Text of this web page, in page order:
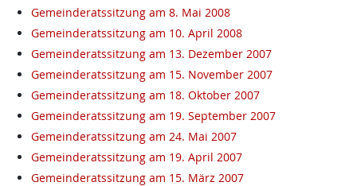
Gemeinderatssitzung am 8. Mai 2008
Gemeinderatssitzung am 10. April 2008
Gemeinderatssitzung am 13. Dezember 2007
Gemeinderatssitzung am 15. November 2007
Gemeinderatssitzung am 18. Oktober 2007
Gemeinderatssitzung am 19. September 2007
Gemeinderatssitzung am 24. Mai 2007
Gemeinderatssitzung am 19. April 2007
Gemeinderatssitzung am 15. März 2007